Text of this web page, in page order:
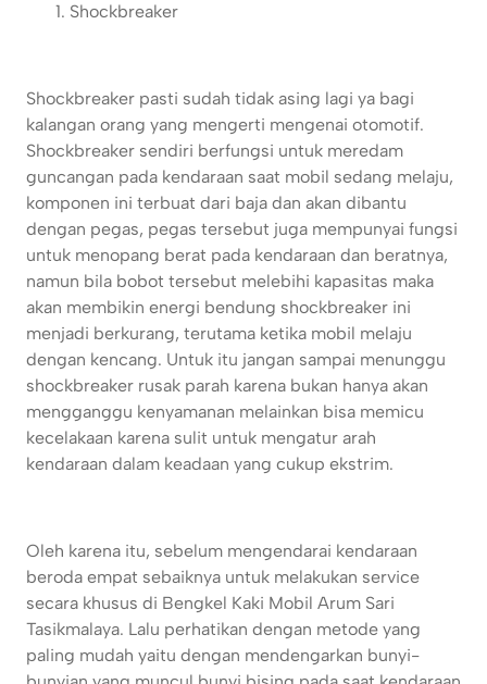
Shockbreaker
Shockbreaker pasti sudah tidak asing lagi ya bagi
kalangan orang yang mengerti mengenai otomotif.
Shockbreaker sendiri berfungsi untuk meredam
guncangan pada kendaraan saat mobil sedang melaju,
komponen ini terbuat dari baja dan akan dibantu
dengan pegas, pegas tersebut juga mempunyai fungsi
untuk menopang berat pada kendaraan dan beratnya,
namun bila bobot tersebut melebihi kapasitas maka
akan membikin energi bendung shockbreaker ini
menjadi berkurang, terutama ketika mobil melaju
dengan kencang. Untuk itu jangan sampai menunggu
shockbreaker rusak parah karena bukan hanya akan
mengganggu kenyamanan melainkan bisa memicu
kecelakaan karena sulit untuk mengatur arah
kendaraan dalam keadaan yang cukup ekstrim.
Oleh karena itu, sebelum mengendarai kendaraan
beroda empat sebaiknya untuk melakukan service
secara khusus di Bengkel Kaki Mobil Arum Sari
Tasikmalaya. Lalu perhatikan dengan metode yang
paling mudah yaitu dengan mendengarkan bunyi-